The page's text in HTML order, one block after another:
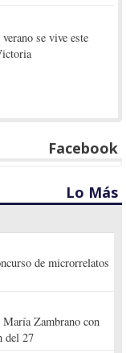
se vive este
Facebook
Lo Más
de microrrelatos
María Zambrano con
del 27